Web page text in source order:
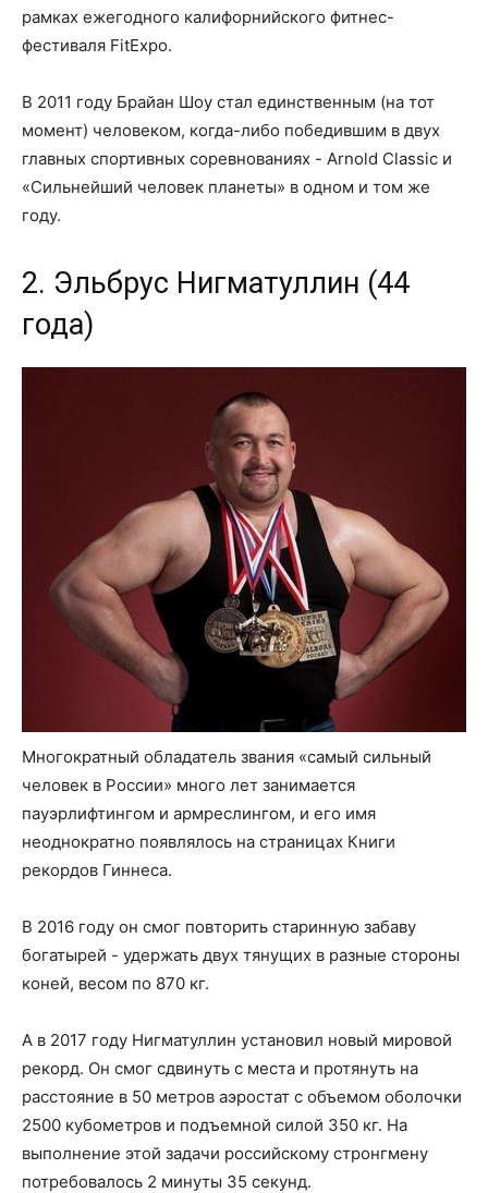
рамках ежегодного калифорнийского фитнес-
фестиваля FitExpo.
В 2011 году Брайан Шоу стал единственным (на тот
момент) человеком, когда-либо победившим в двух
главных спортивных соревнованиях - Arnold Classic и
«Сильнейший человек планеты» в одном и том же
году.
2. Эльбрус Нигматуллин (44
года)
Многократный обладатель звания «самый сильный
человек в России» много лет занимается
пауэрлифтингом и армреслингом, и его имя
неоднократно появлялось на страницах Книги
рекордов Гиннеса.
В 2016 году он смог повторить старинную забаву
богатырей - удержать двух тянущих в разные стороны
коней, весом по 870 кг.
А в 2017 году Нигматуллин установил новый мировой
рекорд. Он смог сдвинуть с места и протянуть на
расстояние в 50 метров аэростат с объемом оболочки
2500 кубометров и подъемной силой 350 кг. На
выполнение этой задачи российскому стронгмену
потребовалось 2 минуты 35 секунд.